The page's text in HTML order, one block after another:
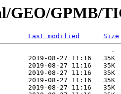
GEO/GPMB/
Last modified Size
2019-08-27 11:16   35K
2019-08-27 11:16   35K
2019-08-27 11:16   35K
2019-08-27 11:16   35K
2019-08-27 11:16   35K